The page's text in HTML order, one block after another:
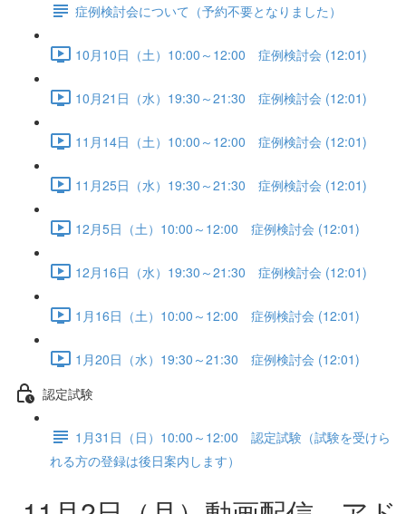
症例検討会について（予約不要となりました）
10月10日（土）10:00～12:00 症例検討会 (12:01)
10月21日（水）19:30～21:30 症例検討会 (12:01)
11月14日（土）10:00～12:00 症例検討会 (12:01)
11月25日（水）19:30～21:30 症例検討会 (12:01)
12月5日（土）10:00～12:00 症例検討会 (12:01)
12月16日（水）19:30～21:30 症例検討会 (12:01)
1月16日（土）10:00～12:00 症例検討会 (12:01)
1月20日（水）19:30～21:30 症例検討会 (12:01)
認定試験
1月31日（日）10:00～12:00 認定試験（試験を受けら
れる方の登録は後日案内します）